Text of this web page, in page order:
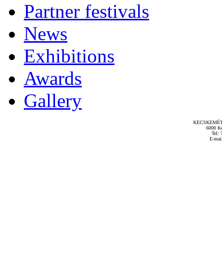
Partner festivals
News
Exhibitions
Awards
Gallery
6000
Tel:
E-